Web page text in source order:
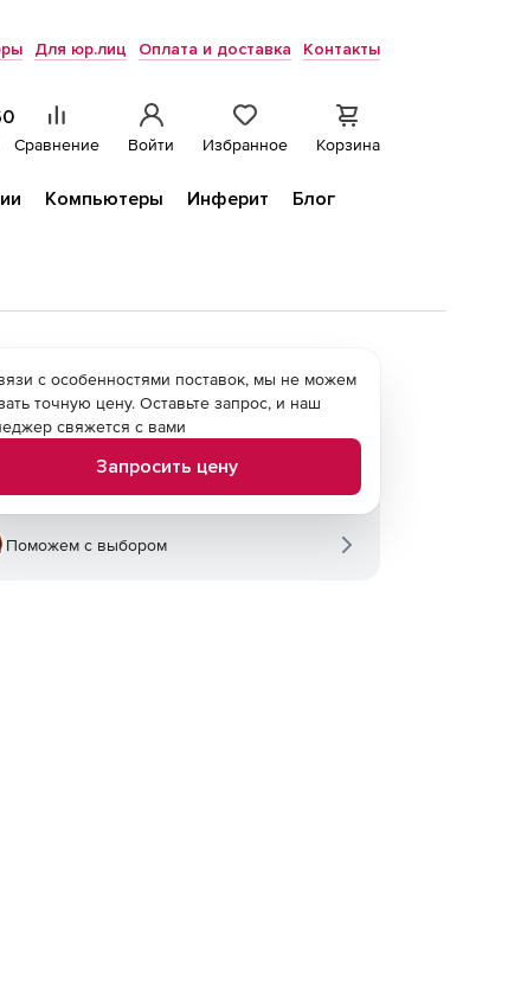
Для юр.лиц Оплата и доставка Контакты
Сравнение Войти Избранное Корзина
Компьютеры Инферит
Блог
с особенностями поставок, мы не можем
точную цену. Оставьте запрос, и наш
свяжется с вами
Запросить цену
Поможем с выбором